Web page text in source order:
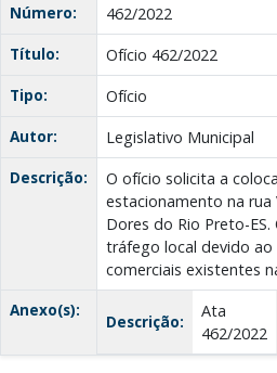
Número:
462/2022
Título:
Ofício 462/2022
Tipo:
Ofício
Autor:
Legislativo Municipal
Descrição:
O ofício solicita a
estacionamento na
Dores do Rio Preto-
tráfego local devido
comerciais existentes
Anexo(s):
Descrição:
Ata
462/2022